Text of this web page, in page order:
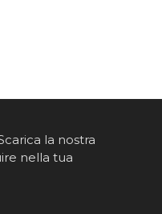
la nostra
nella tua